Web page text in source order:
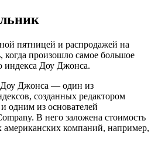
пятницей и распродажей на
когда произошло самое большое
индекса Доу Джонса.
Джонса — один из
созданных редактором
одним из основателей
В него заложена стоимость
компаний, например,